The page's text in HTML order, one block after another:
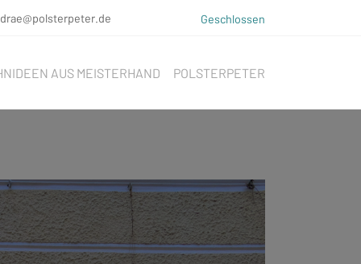
Geschlossen
AUS MEISTERHAND POLSTERPETER